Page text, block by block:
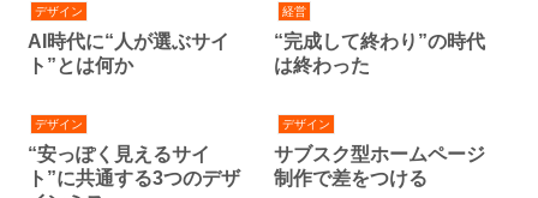
デザイン
AI時代に“人が選ぶサイ
ト”とは何か
経営
“完成して終わり”の時代
は終わった
デザイン
“安っぽく見えるサイ
ト”に共通する3つのデザ
デザイン
サブスク型ホームページ
制作で差をつける